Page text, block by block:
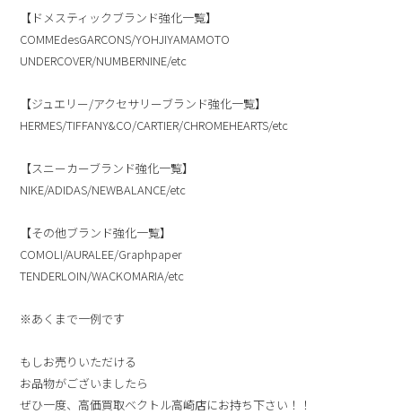
【ドメスティックブランド強化一覧】
COMMEdesGARCONS/YOHJIYAMAMOTO
UNDERCOVER/NUMBERNINE/etc
【ジュエリー/アクセサリーブランド強化一覧】
HERMES/TIFFANY&CO/CARTIER/CHROMEHEARTS/etc
【スニーカーブランド強化一覧】
NIKE/ADIDAS/NEWBALANCE/etc
【その他ブランド強化一覧】
COMOLI/AURALEE/Graphpaper
TENDERLOIN/WACKOMARIA/etc
※あくまで一例です
もしお売りいただける
お品物がございましたら
ぜひ一度、高価買取ベクトル高崎店にお持ち下さい！！